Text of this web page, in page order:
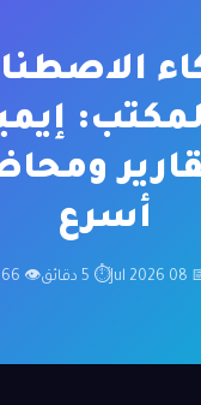
أسرع
📅 08 ⏱ 5 دقائق 👁 66